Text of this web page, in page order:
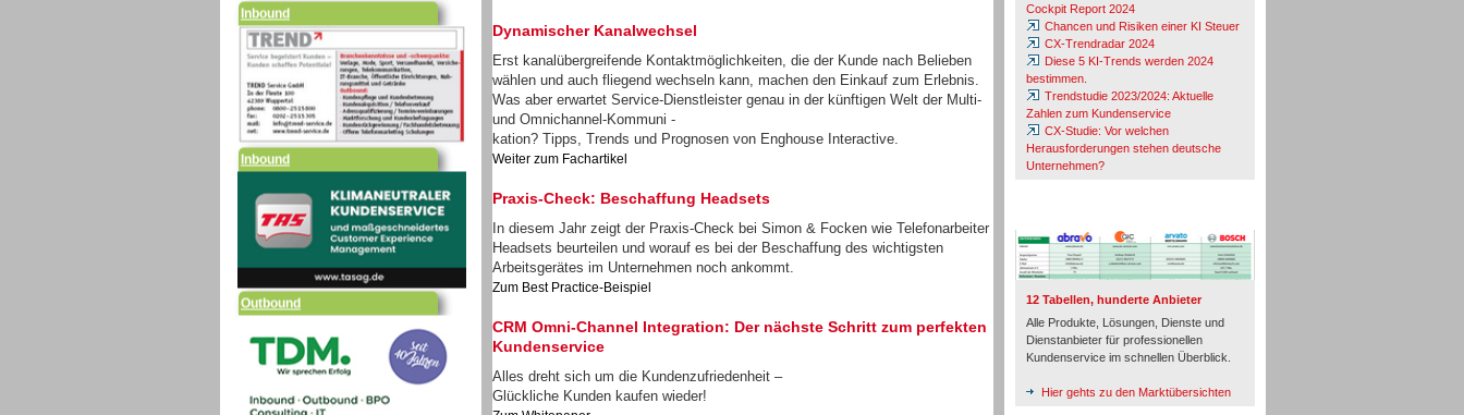
Inbound
Outbound
Dynamischer Kanalwechsel
Erst kanalübergreifende Kontaktmöglichkeiten, die der Kunde nach Belieben
wählen und auch fliegend wechseln kann, machen den Einkauf zum Erlebnis.
Was aber erwartet Service-Dienstleister genau in der künftigen Welt der Multi-
und Omnichannel-Kommuni -
kation? Tipps, Trends und Prognosen von Enghouse Interactive.
Weiter zum Fachartikel
Praxis-Check: Beschaffung Headsets
In diesem Jahr zeigt der Praxis-Check bei Simon & Focken wie Telefonarbeiter
Headsets beurteilen und worauf es bei der Beschaffung des wichtigsten
Arbeitsgerätes im Unternehmen noch ankommt.
Zum Best Practice-Beispiel
CRM Omni-Channel Integration: Der nächste Schritt zum perfekten
Kundenservice
Alles dreht sich um die Kundenzufriedenheit –
Glückliche Kunden kaufen wieder!
Cockpit Report 2024
Chancen und Risiken einer KI Steuer
CX-Trendradar 2024
Diese 5 KI-Trends werden 2024
bestimmen.
Trendstudie 2023/2024: Aktuelle
Zahlen zum Kundenservice
CX-Studie: Vor welchen
Herausforderungen stehen deutsche
Unternehmen?
12 Tabellen, hunderte Anbieter
Alle Produkte, Lösungen, Dienste und
Dienstanbieter für professionellen
Kundenservice im schnellen Überblick.
Hier gehts zu den Marktübersichten